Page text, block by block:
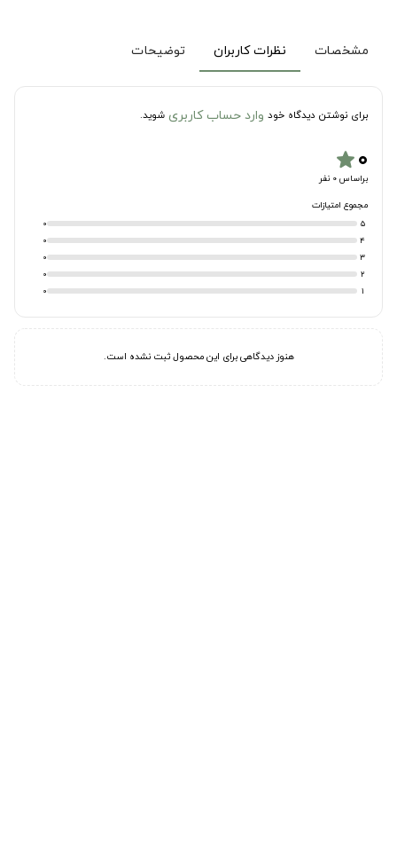
مشخصات نظرات کاربران توضیحات
برای نوشتن دیدگاه خود وارد حساب کاربری شوید.
۰star
براساس 0 نفر
مجموع امتیازات
5
0
4
0
3
0
2
0
1
0
هنوز دیدگاهی برای این محصول ثبت نشده است.